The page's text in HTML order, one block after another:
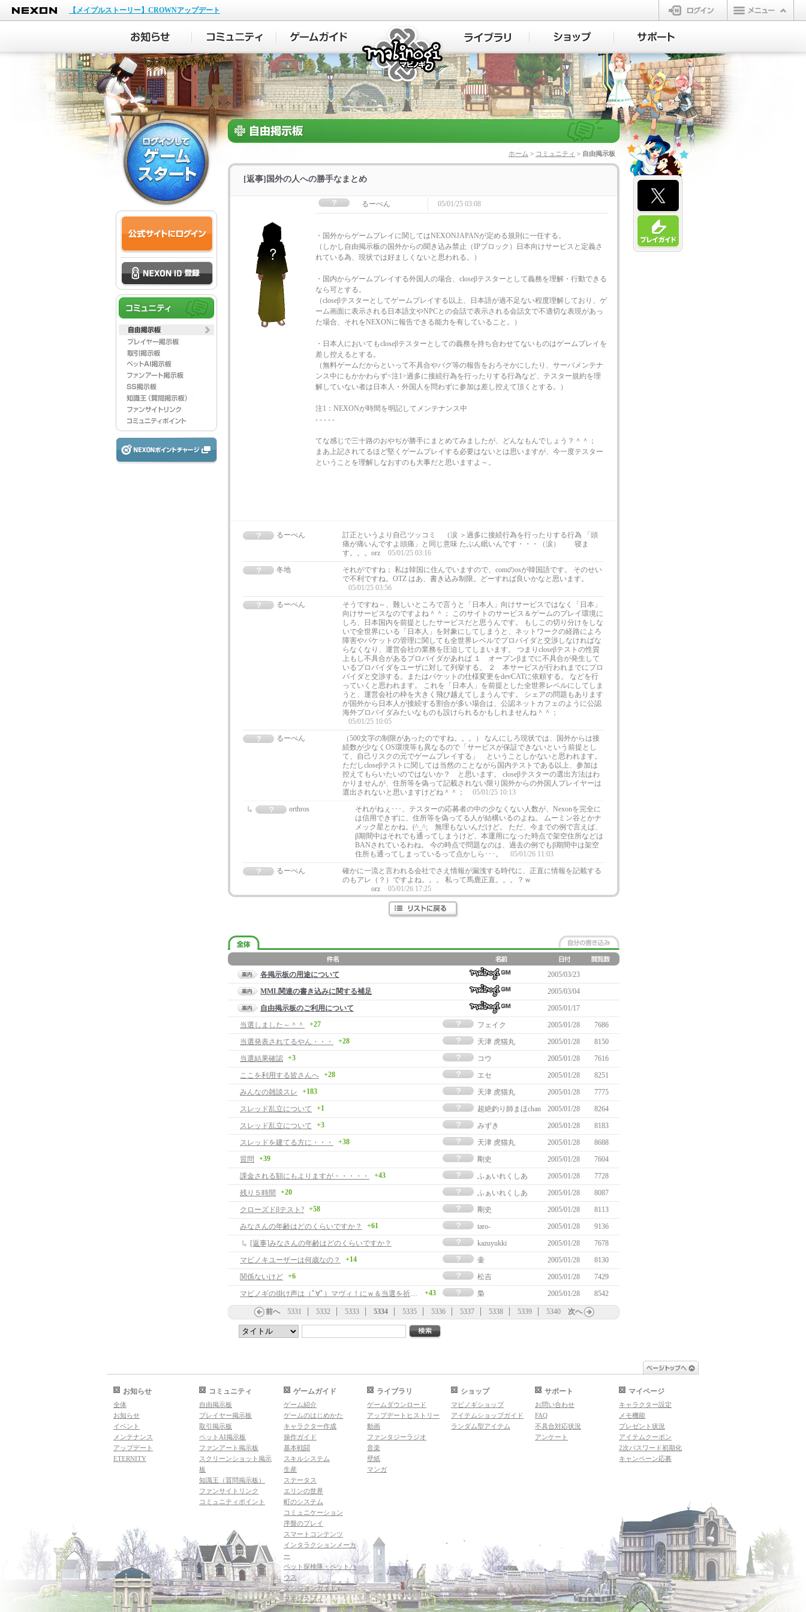
NEXON
【メイプルストーリー】CROWNアップデート
ログイン
マビノギ
ホーム > コミュニティ > 自由掲示板
[返事]国外の人への勝手なまとめ
るーぺん 05/01/25 03:08
・国外からゲームプレイに関してはNEXONJAPANが定める規則に一任する。
（しかし自由掲示板の国外からの聞き込み禁止（IPブロック）日本向けサービスと定義さ
れている為、現状では好ましくないと思われる。）
・国内からゲームプレイする外国人の場合、closeβテスターとして義務を理解・行動できる
なら可とする。
（closeβテスターとしてゲームプレイする以上、日本語が過不足ない程度理解しており、ゲ
ーム画面に表示される日本語文やNPCとの会話で表示される会話文で不適切な表現があっ
た場合、それをNEXONに報告できる能力を有していること。）
・日本人においてもcloseβテスターとしての義務を持ち合わせてないものはゲームプレイを
差し控えるとする。
（無料ゲームだからといって不具合やバグ等の報告をおろそかにしたり、サーバメンテナ
ンス中にもかかわらず<注1>過多に接続行為を行ったりする行為など、テスター規約を理
解していない者は日本人・外国人を問わずに参加は差し控えて頂くとする。）
注1：NEXONが時間を明記してメンテナンス中
- - - - -
てな感じで三十路のおやぢが勝手にまとめてみましたが、どんなもんでしょう？＾＾；
まあ上記されてるほど堅くゲームプレイする必要はないとは思いますが、今一度テスター
ということを理解しなおすのも大事だと思いますよ～。
るーぺん
訂正というより自己ツッコミ （涙 ＞過多に接続行為を行ったりする行為 「頭
痛が痛いんですよ頭痛」と同じ意味 たぶん眠いんです・・・（涙） 寝ま
す。。。orz
05/01/25 03:16
冬地
それがですね； 私は韓国に住んでいますので、comのosが韓国語です。 そのせい
で不利ですね。OTZ はあ、書き込み制限。どーすれば良いかなと思います。
05/01/25 03:56
るーぺん
そうですね～、難しいところで言うと「日本人」向けサービスではなく「日本」
向けサービスなのですよね＾＾； このサイトのサービス＆ゲームのプレイ環境に
しろ、日本国内を前提としたサービスだと思うんです。 もしこの切り分けをしな
いで全世界にいる「日本人」を対象にしてしまうと、ネットワークの経路によろ
障害やパケットの管理に関しても全世界レベルでプロバイダと交渉しなければな
らなくなり、運営会社の業務を圧迫してしまいます。 つまりcloseβテストの性質
上もし不具合があるプロバイダがあれば １ オープンβまでに不具合が発生して
いるプロバイダをユーザに対して列挙する。 ２ 本サービスが行われまでにプロ
バイダと交渉する。またはパケットの仕様変更をdevCATに依頼する。 などを行
っていくと思われます。 これを「日本人」を前提とした全世界レベルにしてしま
うと、運営会社の枠を大きく飛び越えてしまうんです。 シェアの問題もあります
が国外から日本人が接続する割合が多い場合は、公認ネットカフェのように公認
海外プロバイダみたいなものも設けられるかもしれませんね＾＾；
05/01/25 10:05
るーぺん
（500文字の制限があったのですね。。。） なんにしろ現状では、国外からは接
続数が少なくOS環境等も異なるので「サービスが保証できないという前提とし
て、自己リスクの元でゲームプレイする」 ということしかないと思われます。
ただしcloseβテストに関しては当然のことながら国内テストである以上、参加は
控えてもらいたいのではないか？ と思います。 closeβテスターの選出方法はわ
かりませんが、住所等を偽って記載されない限り国外からの外国人プレイヤーは
選出されないと思いますけどね＾＾；
05/01/25 10:13
orthros
それがねぇ･･･、テスターの応募者の中の少なくない人数が、Nexonを完全に
は信用できずに、住所等を偽ってる人が結構いるのよね。 ムーミン谷とかナ
メック星とかね。(^_^; 無理もないんだけど。 ただ、今までの例で言えば、
β期間中はそれでも通ってしまうけど、本運用になった時点で架空住所などは
BANされているわね。 今の時点で問題なのは、過去の例でもβ期間中は架空
住所も通ってしまっているって点かしら･･･。
05/01/26 11:03
るーぺん
確かに一流と言われる会社でさえ情報が漏洩する時代に、正直に情報を記載する
のもアレ（？）ですよね。。。 私って馬鹿正直。。。？ｗ
orz
05/01/26 17:25
各掲示板の用途について
2005/03/23
MML関連の書き込みに関する補足
2005/03/04
自由掲示板のご利用について
2005/01/17
当選しました～＾＾
+27 フェイク 2005/01/28
7686
当選発表されてるやん・・・
+28 天津 虎猫丸 2005/01/28
8150
当選結果確認 +3 コウ 2005/01/28
7616
ここを利用する皆さんへ +28 エセ 2005/01/28
8251
みんなの雑談スレ
+183 天津 虎猫丸 2005/01/28
7775
スレッド乱立について
+1 超絶釣り師まほchan 2005/01/28
8264
スレッド乱立について
+3 みずき 2005/01/28
8183
スレッドを建てる方に・・・
+38 天津 虎猫丸 2005/01/28
8688
質問
+39 剛史 2005/01/28
7604
課金される額にもよりますが・・・・・
+43 ふぁいれくしあ 2005/01/28
7728
残り５時間
+20 ふぁいれくしあ 2005/01/28
8087
クローズドβテスト? +58 剛史 2005/01/28
8113
みなさんの年齢はどのくらいですか？
+61 taro- 2005/01/28
9136
[返事]みなさんの年齢はどのくらいですか？
kazuyukki 2005/01/28
7678
マビノキユーザーは何歳なの？
+14 壷 2005/01/28
8130
関係ないけど +6 松吉 2005/01/28
7429
マビノギの掛け声は（ﾟ∀ﾟ）マヴィ！にｗ＆当選を祈る会
+43 梟 2005/01/28 8542
前へ 5331 5332 5333 5334 5335 5336 5337 5338 5339 5340 次へ
お知らせ
全体
お知らせ
イベント
メンテナンス
アップデート
ETERNITY
コミュニティ
自由掲示板
プレイヤー掲示板
取引掲示板
ペットAI掲示板
ファンアート掲示板
スクリーンショット掲示
板
知識王（質問掲示板）
ファンサイトリンク
コミュニティポイント
ゲームガイド
ゲーム紹介
ゲームのはじめかた
キャラクター作成
操作ガイド
基本戦闘
スキルシステム
生産
ステータス
エリンの世界
町のシステム
コミュニケーション
序盤のプレイ
スマートコンテンツ
インタラクションメーカ
ー
ペット探検隊・ペットハ
ウス
ダンジョンガイド
マギグラフィ
ライブラリ
ゲームダウンロード
アップデートヒストリー
動画
ファンタジーラジオ
音楽
壁紙
マンガ
ショップ
マビノギショップ
アイテムショップガイド
ランダム型アイテム
サポート
お問い合わせ
FAQ
不具合対応状況
アンケート
マイページ
キャラクター設定
メモ機能
プレゼント状況
アイテムクーポン
2次パスワード初期化
キャンペーン応募